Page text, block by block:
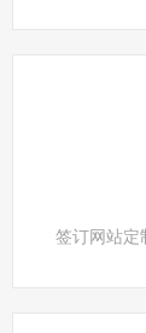
签订网站定